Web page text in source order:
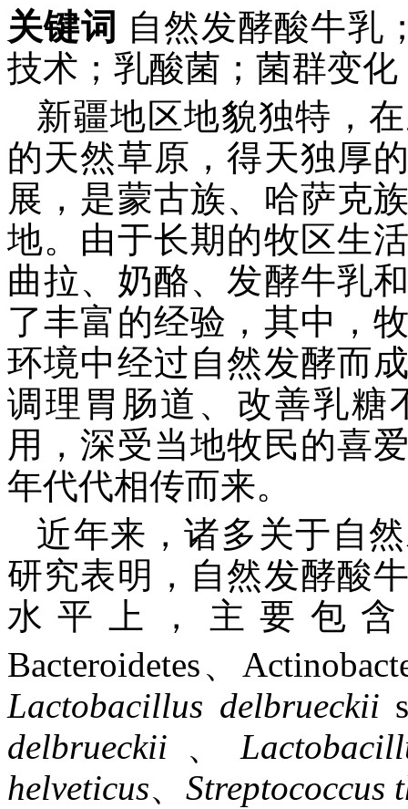
关键词 自然发酵酸牛乳
技术；乳酸菌；菌群变化
新疆地区地貌独特，
的天然草原，得天独厚
展，是蒙古族、哈萨克
地。由于长期的牧区生
曲拉、奶酪、发酵牛乳
了丰富的经验，其中，
环境中经过自然发酵而
调理胃肠道、改善乳糖
用，深受当地牧民的喜
年代代相传而来。
近年来，诸多关于自
研究表明，自然发酵酸
水平上，主要包含
Bacteroidetes、
Lactobacillus delbrueckii
delbrueckii 、
helveticus、 Streptococcus